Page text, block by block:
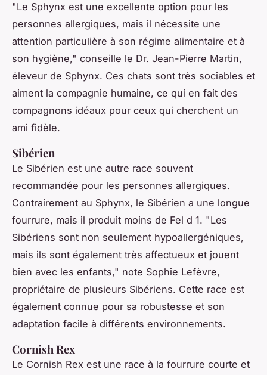
"Le Sphynx est une excellente option pour les
personnes allergiques, mais il nécessite une
attention particulière à son régime alimentaire et à
son hygiène," conseille le Dr. Jean-Pierre Martin,
éleveur de Sphynx. Ces chats sont très sociables et
aiment la compagnie humaine, ce qui en fait des
compagnons idéaux pour ceux qui cherchent un
ami fidèle.
Sibérien
Le Sibérien est une autre race souvent
recommandée pour les personnes allergiques.
Contrairement au Sphynx, le Sibérien a une longue
fourrure, mais il produit moins de Fel d 1. "Les
Sibériens sont non seulement hypoallergéniques,
mais ils sont également très affectueux et jouent
bien avec les enfants," note Sophie Lefèvre,
propriétaire de plusieurs Sibériens. Cette race est
également connue pour sa robustesse et son
adaptation facile à différents environnements.
Cornish Rex
Le Cornish Rex est une race à la fourrure courte et